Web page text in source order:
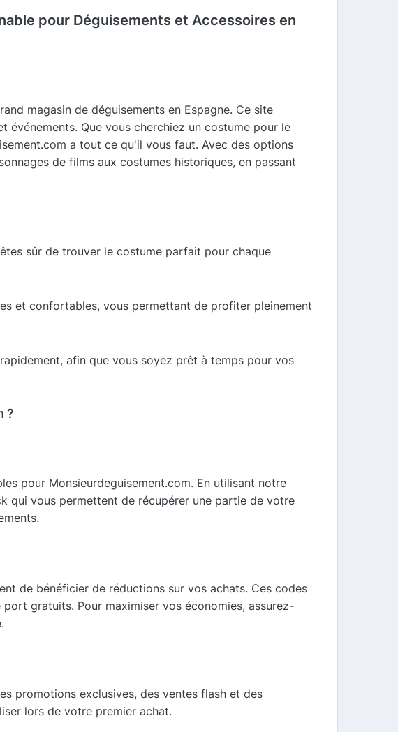
pour Déguisements et Accessoires en
magasin de déguisements en Espagne. Ce site
Que vous cherchiez un costume pour le
a tout ce qu'il vous faut. Avec des options
de films aux costumes historiques, en passant
sûr de trouver le costume parfait pour chaque
et confortables, vous permettant de profiter pleinement
afin que vous soyez prêt à temps pour vos
?
pour Monsieurdeguisement.com. En utilisant notre
qui vous permettent de récupérer une partie de votre
de bénéficier de réductions sur vos achats. Ces codes
gratuits. Pour maximiser vos économies, assurez-
promotions exclusives, des ventes flash et des
lors de votre premier achat.